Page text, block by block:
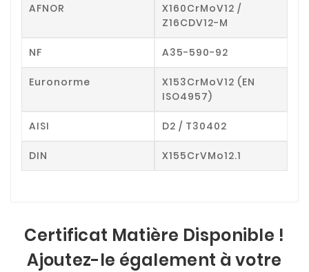
AFNOR
X160CrMoV12 /
Z16CDV12-M
NF A35-590-92
Euronorme
X153CrMoV12 (EN
ISO4957)
AISI D2 / T30402
DIN X155CrVMo12.1
Certificat Matière Disponible !
Ajoutez-le également à votre